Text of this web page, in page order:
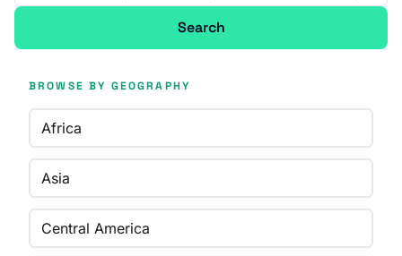
Search
BROWSE BY GEOGRAPHY
Africa
Asia
Central America